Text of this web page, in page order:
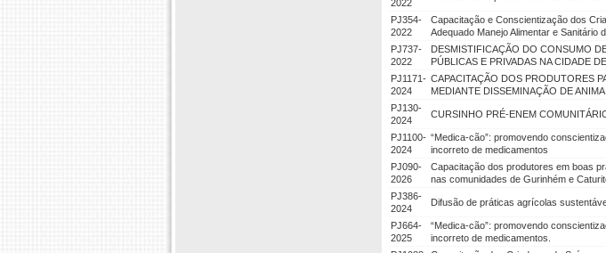
2022
PJ354-
2022
Capacitação e Conscientização dos
Adequado Manejo Alimentar e Sanitário
PJ737-
2022
DESMISTIFICAÇÃO DO CONSUMO
PÚBLICAS E PRIVADAS NA CIDADE
PJ1171-
2024
CAPACITAÇÃO DOS PRODUTORES
MEDIANTE DISSEMINAÇÃO DE
PJ130-
2024
CURSINHO PRÉ-ENEM
PJ1100-
2024
“Medica-cão”: promovendo
incorreto de medicamentos
PJ090-
2026
Capacitação dos produtores em boas
nas comunidades de Gurinhém e
PJ386-
2024
Difusão de práticas agrícolas
PJ664-
2025
“Medica-cão”: promovendo
incorreto de medicamentos.